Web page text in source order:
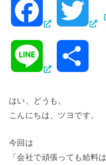
a
c
e
n
はい、どうも。
こんにちは、ツヨです。
今回は
「会社で頑張っても給料